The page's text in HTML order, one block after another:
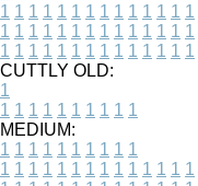
1 1 1 1 1 1 1 1 1 1 1 1 1 1
1 1 1 1 1 1 1 1 1 1 1 1 1 1
1 1 1 1 1 1 1 1 1 1 1 1 1 1
CUTTLY OLD:
1
1 1 1 1 1 1 1 1 1 1
MEDIUM:
1 1 1 1 1 1 1 1 1 1
1 1 1 1 1 1 1 1 1 1 1 1 1 1